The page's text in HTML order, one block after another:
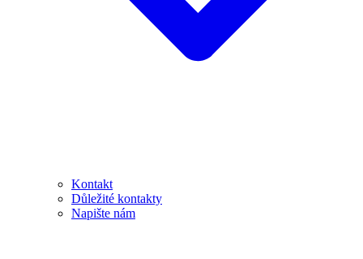
Kontakt
Důležité kontakty
Napište nám